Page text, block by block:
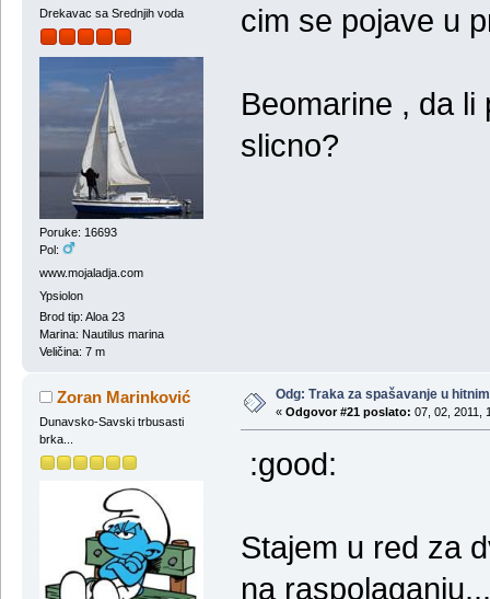
Drekavac sa Srednjih voda
Poruke: 16693
Pol:
www.mojaladja.com
Ypsiolon
Brod tip: Aloa 23
Marina: Nautilus marina
Veličina: 7 m
cim se pojave u
Beomarine , da
slicno?
Zoran Marinković
Dunavsko-Savski trbusasti
brka...
Odg: Тraka za spašavanje u
« Odgovor #21 poslato: 07, 02, 2011,
:good:
Stajem u red za
na